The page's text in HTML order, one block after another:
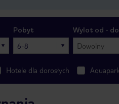
Pobyt
6-8
Wylot od - do
Dowolny
Hotele dla dorosłych Aquapark